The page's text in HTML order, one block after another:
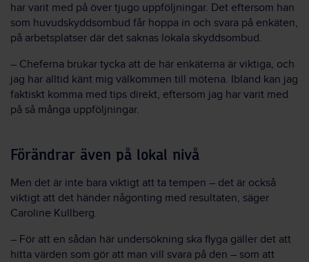
har varit med på över tjugo uppföljningar. Det eftersom han
som huvudskyddsombud får hoppa in och svara på enkäten,
på arbetsplatser där det saknas lokala skyddsombud.
– Cheferna brukar tycka att de här enkäterna är viktiga, och
jag har alltid känt mig välkommen till mötena. Ibland kan jag
faktiskt komma med tips direkt, eftersom jag har varit med
på så många uppföljningar.
Förändrar även på lokal nivå
Men det är inte bara viktigt att ta tempen – det är också
viktigt att det händer någonting med resultaten, säger
Caroline Kullberg.
– För att en sådan här undersökning ska flyga gäller det att
hitta värden som gör att man vill svara på den – som att